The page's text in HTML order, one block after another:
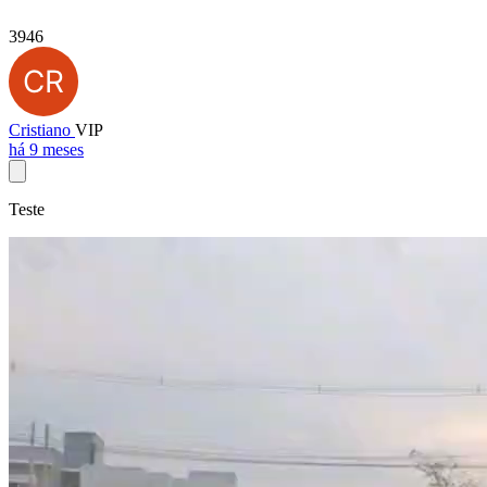
3946
Cristiano VIP
há 9 meses
Teste